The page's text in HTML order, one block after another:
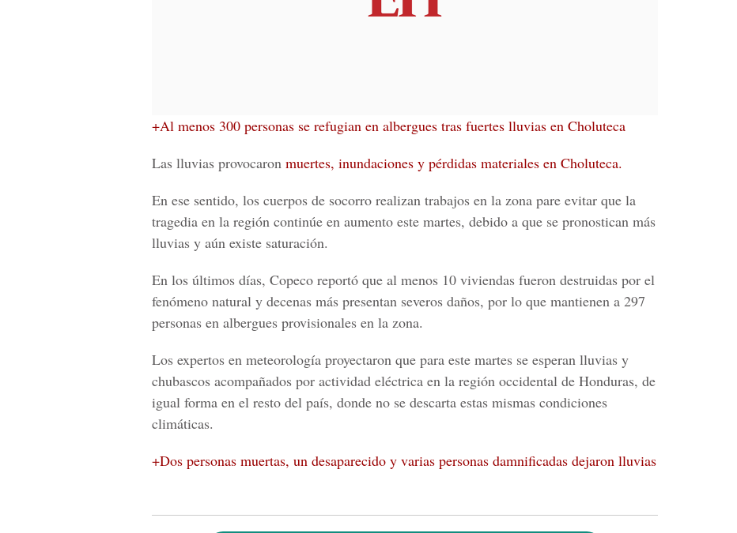
+Al menos 300 personas se refugian en albergues tras fuertes lluvias en Choluteca
Las lluvias provocaron muertes, inundaciones y pérdidas materiales en Choluteca.
En ese sentido, los cuerpos de socorro realizan trabajos en la zona pare evitar que la
tragedia en la región continúe en aumento este martes, debido a que se pronostican más
lluvias y aún existe saturación.
En los últimos días, Copeco reportó que al menos 10 viviendas fueron destruidas por el
fenómeno natural y decenas más presentan severos daños, por lo que mantienen a 297
personas en albergues provisionales en la zona.
Los expertos en meteorología proyectaron que para este martes se esperan lluvias y
chubascos acompañados por actividad eléctrica en la región occidental de Honduras, de
igual forma en el resto del país, donde no se descarta estas mismas condiciones
climáticas.
+Dos personas muertas, un desaparecido y varias personas damnificadas dejaron lluvias